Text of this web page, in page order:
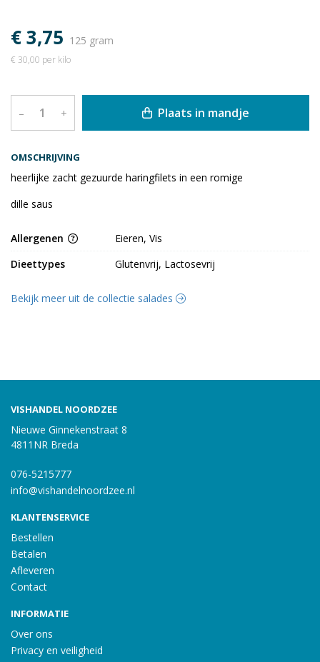
OMSCHRIJVING
heerlijke zacht gezuurde haringfilets in een romige
dille saus
€ 3,75 125 gram
€ 30,00 per kilo
– + Plaats in mandje
Allergenen
Eieren, Vis
Dieettypes
Glutenvrij, Lactosevrij
Bekijk meer uit de collectie salades
VISHANDEL NOORDZEE
Nieuwe Ginnekenstraat 8
4811NR Breda
076-5215777
info@vishandelnoordzee.nl
KLANTENSERVICE
Bestellen
Betalen
Afleveren
Contact
INFORMATIE
Over ons
Privacy en veiligheid